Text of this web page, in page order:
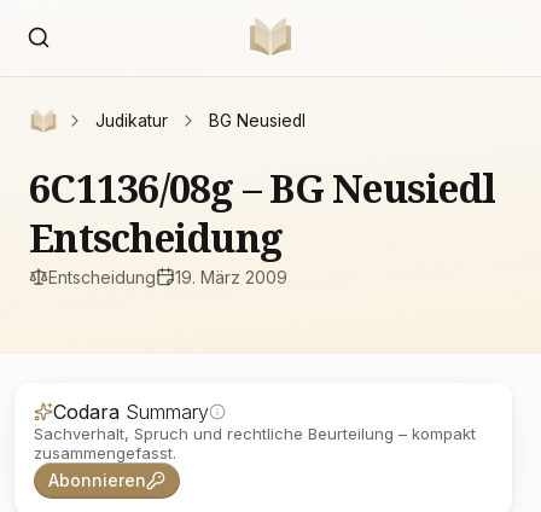
Judikatur BG Neusiedl
6C1136/08g – BG Neusiedl
Entscheidung
Entscheidung 19. März 2009
Codara Summary
Sachverhalt, Spruch und rechtliche Beurteilung – kompakt
zusammengefasst.
Abonnieren